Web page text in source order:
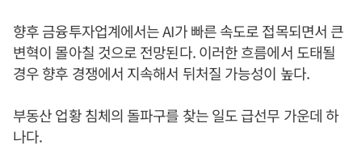
향후 금융투자업계에서는 AI가 빠른 속도로 접목되면서 큰
변혁이 몰아칠 것으로 전망된다. 이러한 흐름에서 도태될
경우 향후 경쟁에서 지속해서 뒤처질 가능성이 높다.
부동산 업황 침체의 돌파구를 찾는 일도 급선무 가운데 하
나다.